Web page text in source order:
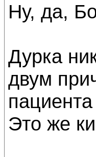
Ну, да,
Дурка
двум
Это же